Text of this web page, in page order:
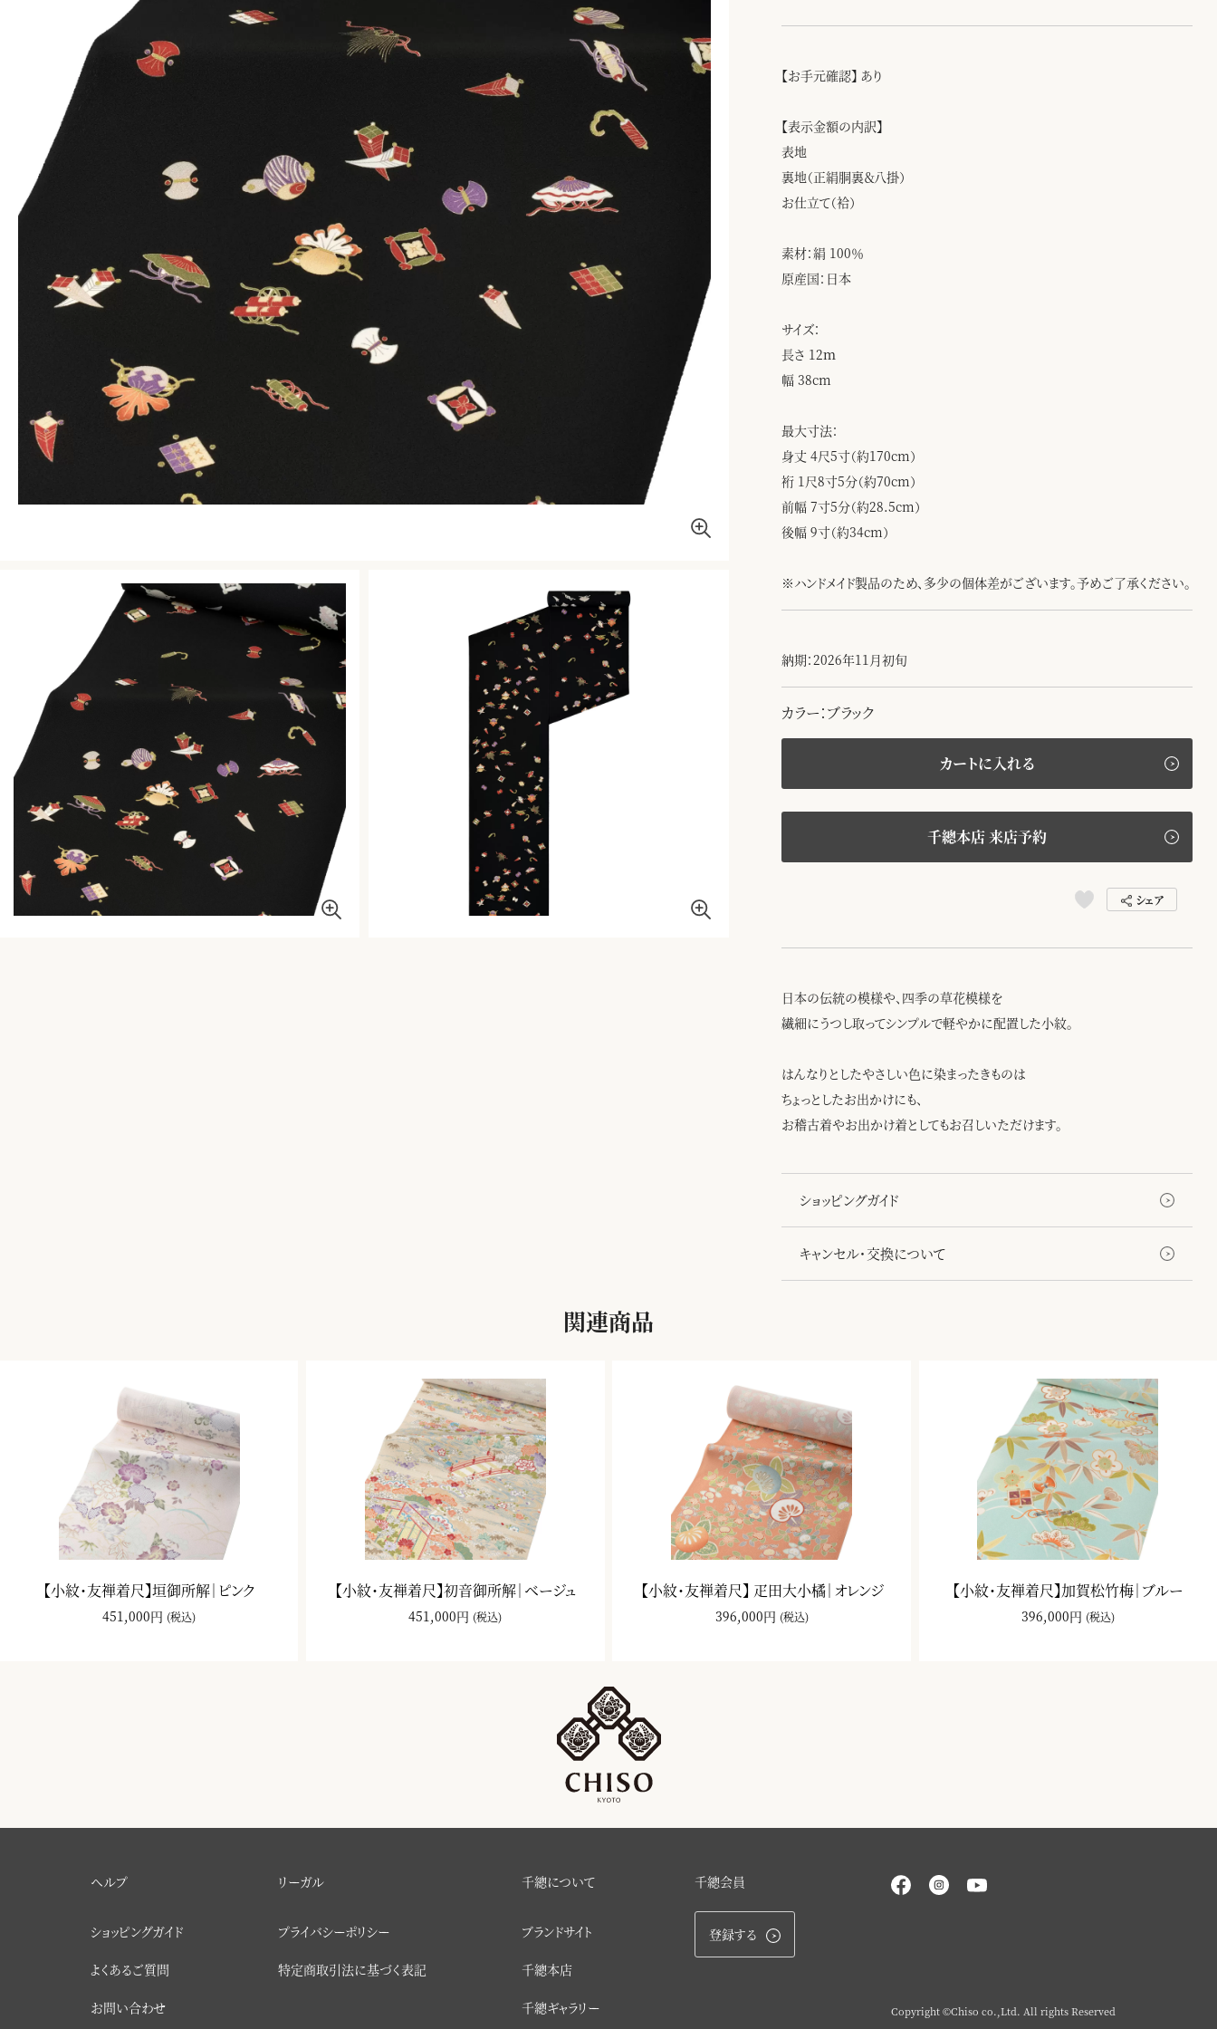
【お手元確認】 あり
【表示金額の内訳】
表地
裏地（正絹胴裏＆八掛）
お仕立て（袷）
素材：絹 100％
原産国：日本
サイズ：
長さ 12ｍ
幅 38cm
最大寸法：
身丈 4尺5寸（約170cm）
裄 1尺8寸5分（約70cm）
前幅 7寸5分（約28.5cm）
後幅 9寸（約34cm）
※ハンドメイド製品のため、多少の個体差がございます。予めご了承ください。
納期：2026年11月初旬
カラー：ブラック
カートに入れる
千總本店 来店予約
シェア
日本の伝統の模様や、四季の草花模様を
繊細にうつし取ってシンプルで軽やかに配置した小紋。
はんなりとしたやさしい色に染まったきものは
ちょっとしたお出かけにも、
お稽古着やお出かけ着としてもお召しいただけます。
ショッピングガイド
キャンセル・交換について
関連商品
【小紋・友禅着尺】垣御所解｜ピンク
451,000円 (税込)
【小紋・友禅着尺】初音御所解｜ベージュ
451,000円 (税込)
【小紋・友禅着尺】 疋田大小橘｜オレンジ
396,000円 (税込)
【小紋・友禅着尺】加賀松竹梅｜ブルー
396,000円 (税込)
ヘルプ
ショッピングガイド
よくあるご質問
お問い合わせ
リーガル
プライバシーポリシー
特定商取引法に基づく表記
千總について
ブランドサイト
千總本店
千總ギャラリー
千總会員
登録する
Copyright ©Chiso co.,Ltd. All rights Reserved